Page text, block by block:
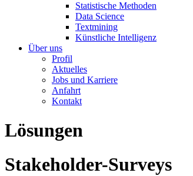
Statistische Methoden
Data Science
Textmining
Künstliche Intelligenz
Über uns
Profil
Aktuelles
Jobs und Karriere
Anfahrt
Kontakt
Lösungen
Stakeholder-Surveys